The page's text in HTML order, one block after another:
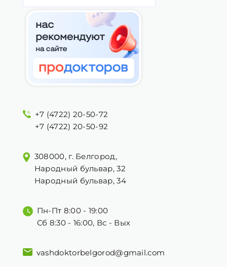
+7 (4722) 20-50-72
+7 (4722) 20-50-92
308000, г. Белгород,
Народный бульвар, 32
Народный бульвар, 34
Пн-Пт 8:00 - 19:00
Сб 8:30 - 16:00, Вс - Вых
vashdoktorbelgorod@gmail.com